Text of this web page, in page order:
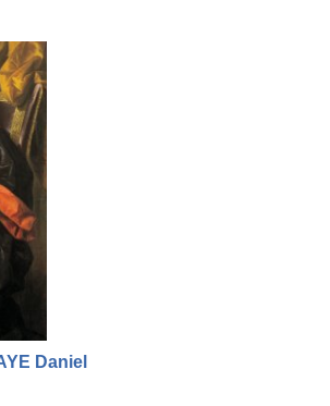
Daniel